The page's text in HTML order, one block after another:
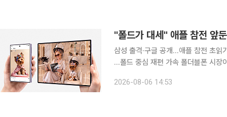
"폴드가 대세" 애플 참전 앞
삼성 출격·구글 공개…애플 참전 초
…폴드 중심 재편 가속 폴더블폰 시장이 하반기 본격적인 경쟁 국면에 들어선다. 삼성전자의 '갤럭시
고 있다. 다음 달 애플의 첫 폴더블폰
2026-08-06 14:53